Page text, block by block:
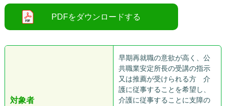
対象者
早期再就職の意欲が高く、公
共職業安定所長の受講の指示
又は推薦が受けられる方 介
護に従事することを希望し、
介護に従事することに支障の